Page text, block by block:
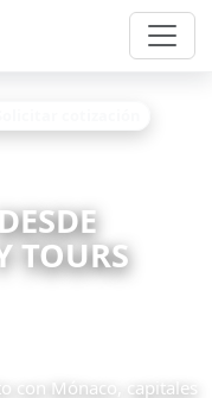
TOURS
con Mónaco, capitales